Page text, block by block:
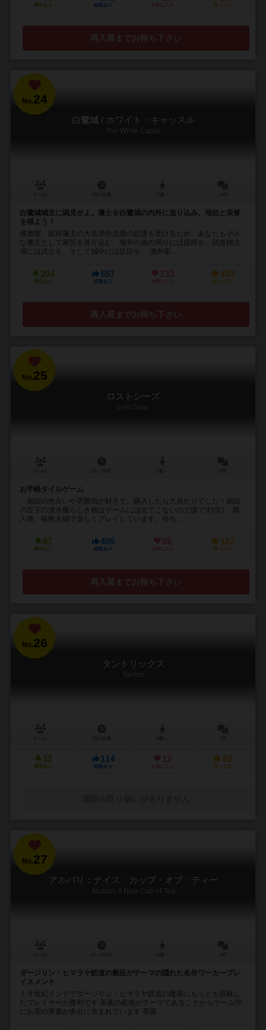
興味あり 経験あり お気に入り 持ってる
再入荷までお待ち下さい
No.24
白鷺城 / ホワイト・キャッスル
The White Castle
白鷺城城主に謁見せよ。藩士を白鷺城の内外に送り込み、地位と栄誉
を得よう！
播磨国、姫路藩主の大名酒井忠恭の庇護を受けるため、あなたも小さ
な藩主として家臣を送り込む。場外の池の周りには庭師を、武道稽古
場には武士を、そして城中には廷臣を。 酒井家...
204
興味あり
557
経験あり
133
お気に入り
483
持ってる
再入荷までお待ち下さい
No.25
ロストシーズ
Lost Seas
お手軽タイルゲーム
箱絵の色合いや雰囲気が好きで、購入したら大当たりでした！箱絵
の左下の潜水艦らしき物はゲームには出てこないので謎です(笑) 購
入後、毎晩夫婦で楽しくプレイしています。待ち...
87
興味あり
405
経験あり
65
お気に入り
182
持ってる
再入荷までお待ち下さい
No.26
タントリックス
Tantrix
32
興味あり
114
経験あり
12
お気に入り
82
持ってる
No.27
アルバリ：ナイス・カップ・オブ・ティー
Alubari: A Nice Cup of Tea
ダージリン・ヒマラヤ鉄道の敷設がテーマの隠れた名作ワーカープレ
イスメント
１９世紀インドでダージリン・ヒマラヤ鉄道の建築にもっとも貢献し
たプレイヤーが勝利です 茶葉の産地がテーマであることからゲーム中
にお茶の要素が多分に含まれています 茶園...